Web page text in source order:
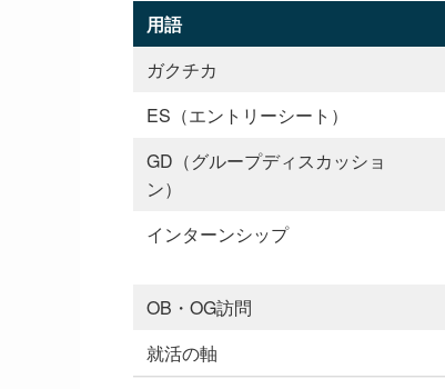
用語
ガクチカ
ES（エントリーシート）
GD（グループディスカッショ
ン）
インターンシップ
OB・OG訪問
就活の軸